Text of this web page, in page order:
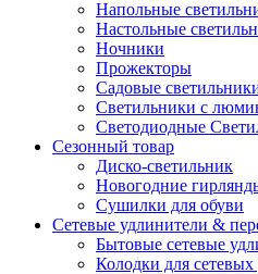
Напольные
Настольные
Ночники
Прожекторы
Садовые
Светильники с
Светодиодные
Сезонный товар
Диско-светильник
Новогодние
Сушилки для обуви
Сетевые удлинители &
Бытовые сетевые
Колодки для сетевых